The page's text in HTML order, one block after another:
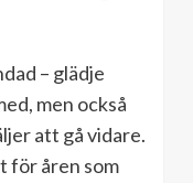
– glädje
men också
att gå vidare.
för åren som